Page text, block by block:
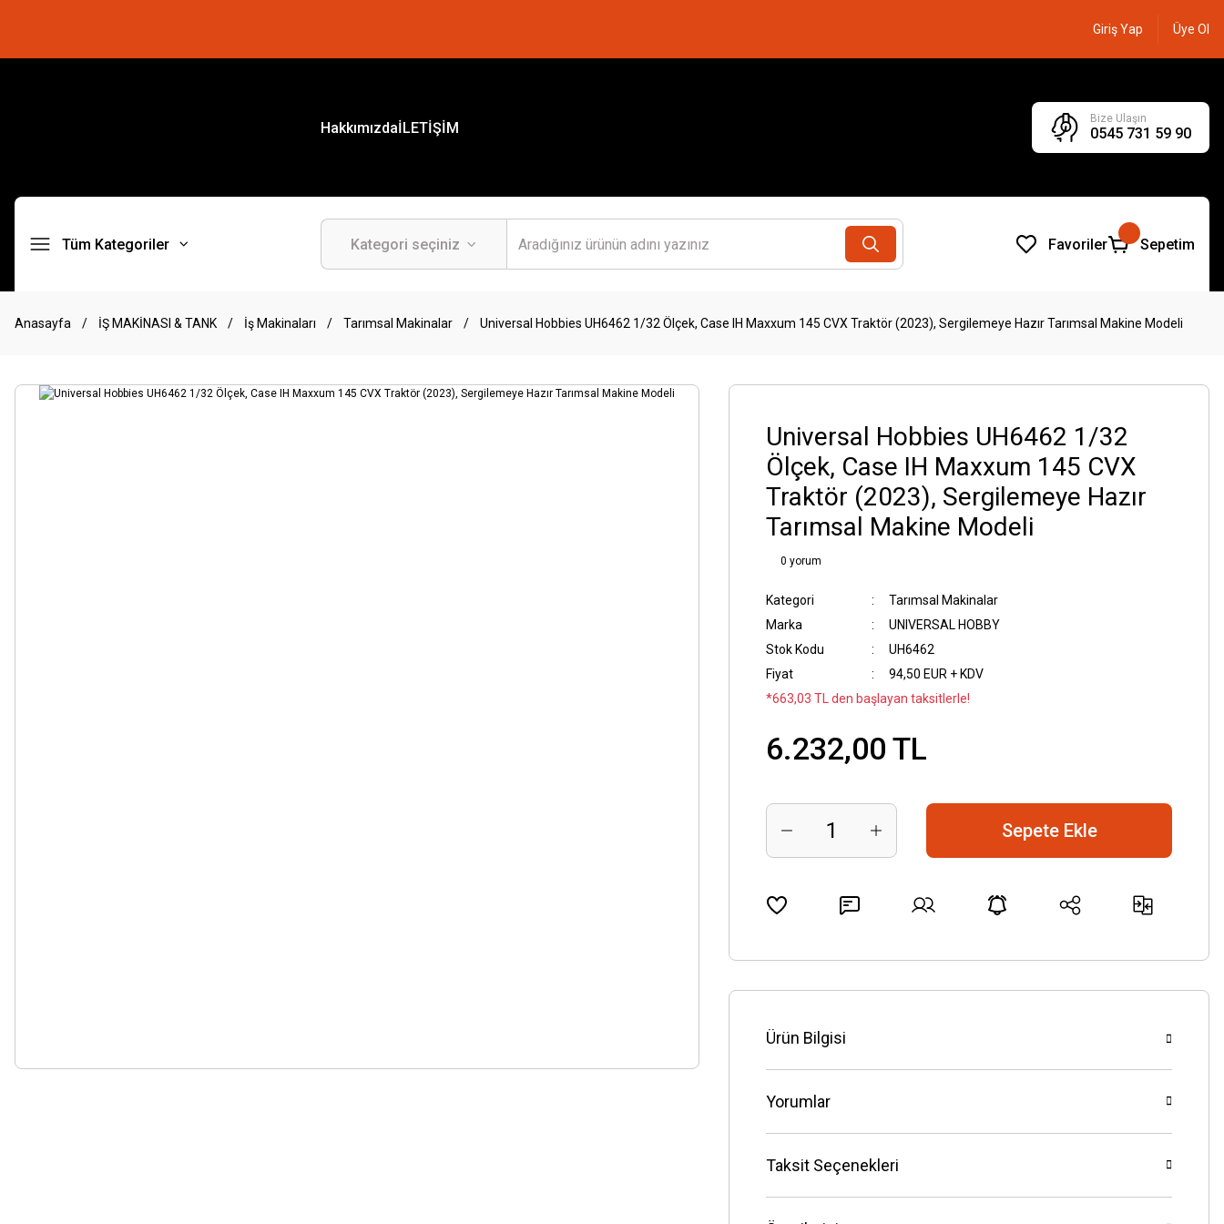
Giriş Yap Üye Ol
HakkımızdaİLETİŞİM
Bize Ulaşın
0545 731 59 90
Tüm Kategoriler Favoriler Sepetim
Anasayfa İŞ MAKİNASI & TANK İş Makinaları Tarımsal Makinalar Universal Hobbies UH6462 1/32 Ölçek, Case IH Maxxum 145 CVX Traktör (2023), Sergilemeye Hazır Tarımsal Makine Modeli
Universal Hobbies UH6462 1/32
Ölçek, Case IH Maxxum 145 CVX
Traktör (2023), Sergilemeye Hazır
Tarımsal Makine Modeli
0 yorum
Kategori
Tarımsal Makinalar
Marka
UNIVERSAL HOBBY
Stok Kodu
UH6462
Fiyat
94,50 EUR + KDV
*663,03 TL den başlayan taksitlerle!
6.232,00 TL
Sepete Ekle
Ürün Bilgisi
Yorumlar
Taksit Seçenekleri